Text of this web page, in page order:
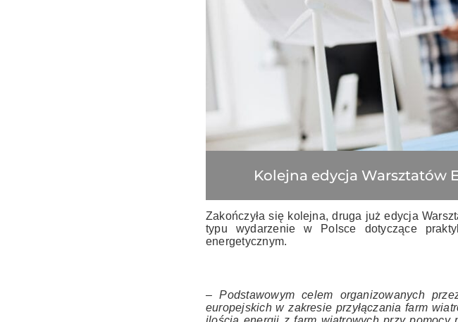
Kolejna edycja Warsztatów
Zakończyła się kolejna, druga już edycja
typu wydarzenie w Polsce dotyczące
energetycznym.
– Podstawowym celem organizowanych
europejskich w zakresie przyłączania farm